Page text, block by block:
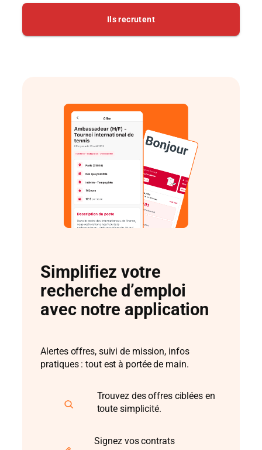
Simplifiez votre
recherche d’emploi
avec notre application
Alertes offres, suivi de mission, infos
pratiques : tout est à portée de main.
Trouvez des offres ciblées en
toute simplicité.
Signez vos contrats